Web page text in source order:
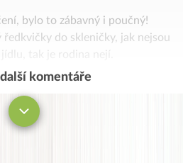
bylo to zábavný i poučný!
ředkvičky do skleničky, jak nejsou
komentáře